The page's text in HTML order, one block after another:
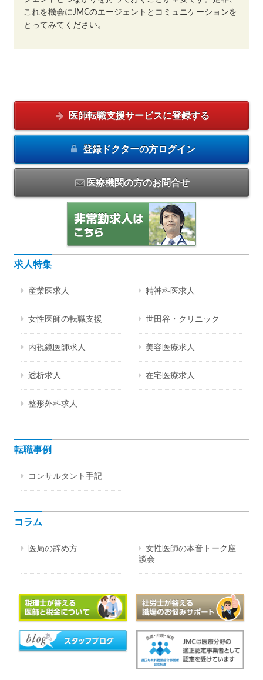
これを機会にJMCのエージェントとコミュニケーションを
とってみてください。
医師転職支援サービスに登録する
登録ドクターの方ログイン
医療機関の方のお問合せ
求人特集
産業医求人 精神科医求人
女性医師の転職支援 世田谷・クリニック
内視鏡医師求人 美容医療求人
透析求人 在宅医療求人
整形外科求人
転職事例
コンサルタント手記
コラム
医局の辞め方
女性医師の本音トーク座
談会